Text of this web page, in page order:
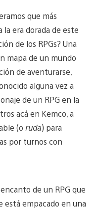
que más
la era dorada de este
de los RPGs? Una
mapa de un mundo
de aventurarse,
alguna vez a
de un RPG en la
acá en Kemco, a
(o ruda) para
por turnos con
de un RPG que
está empacado en una